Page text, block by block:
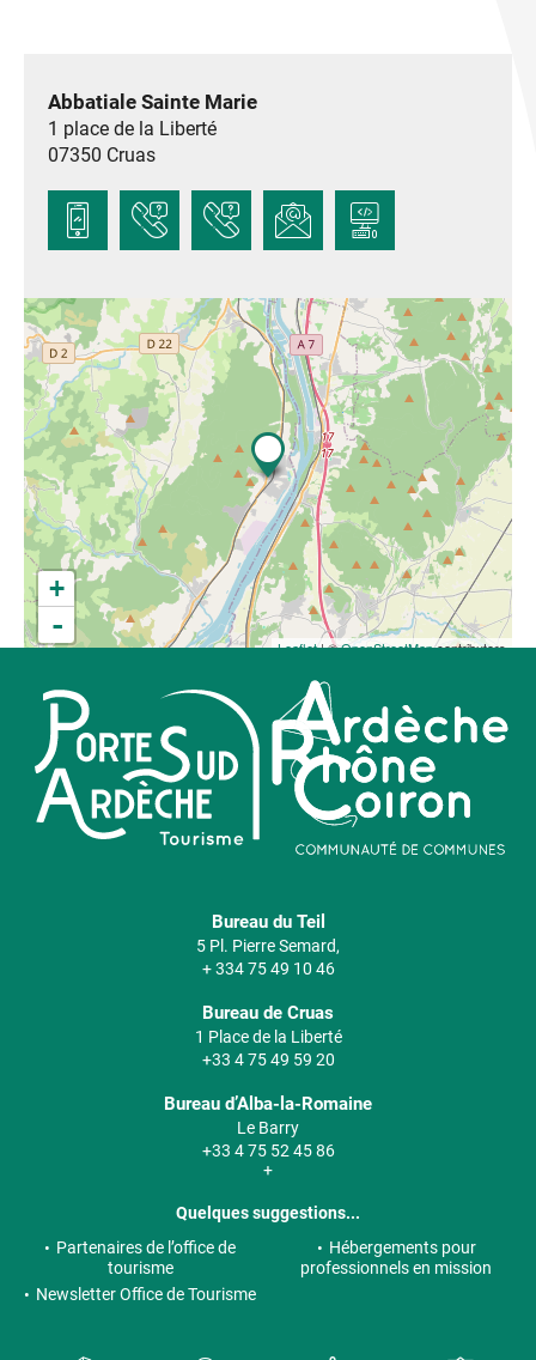
Abbatiale Sainte Marie
1 place de la Liberté
07350 Cruas
+
-
Leaflet| ©OpenStreetMapcontributors
Bureau du Teil
5 Pl. Pierre Semard,
+ 334 75 49 10 46
Bureau de Cruas
1 Place de la Liberté
+33 4 75 49 59 20
Bureau d’Alba-la-Romaine
Le Barry
+33 4 75 52 45 86
+
Quelques suggestions...
Partenaires de l’office de
tourisme
Hébergements pour
professionnels en mission
Newsletter Office de Tourisme